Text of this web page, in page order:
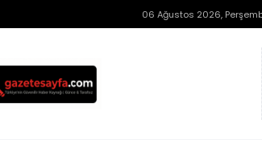
06 Ağustos 2026,